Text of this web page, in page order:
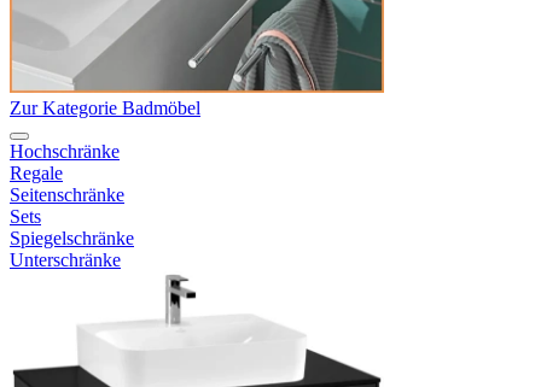
Zur Kategorie Badmöbel
Hochschränke
Regale
Seitenschränke
Sets
Spiegelschränke
Unterschränke